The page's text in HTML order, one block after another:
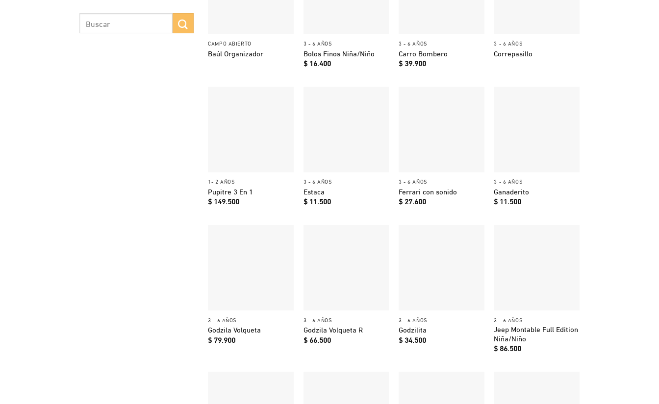
por:
CAMPO ABIERTO
Baúl Organizador
3 - 6 AÑOS
Bolos Finos Niña/Niño
$16.400
3 - 6 AÑOS
Carro Bombero
$ 39.900
3 - 6 AÑOS
Correpasillo
1- 2 AÑOS
Pupitre 3 En 1
$ 149.500
3 - 6 AÑOS
Estaca
$11.500
3 - 6 AÑOS
Ferrari con sonido
$ 27.600
3 - 6 AÑOS
Ganaderito
$ 11.500
3 - 6 AÑOS
Godzila Volqueta
$ 79.900
3 - 6 AÑOS
Godzila Volqueta R
$66.500
3 - 6 AÑOS
Godzilita
$ 34.500
3 - 6 AÑOS
Jeep Montable Full Edition
Niña/Niño
$ 86.500